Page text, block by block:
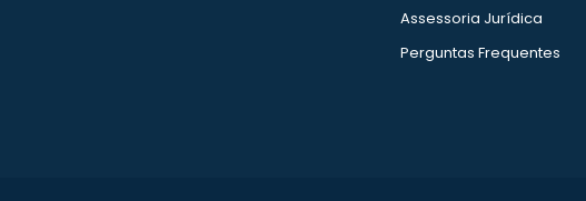
Assessoria Jurídica
Perguntas Frequentes